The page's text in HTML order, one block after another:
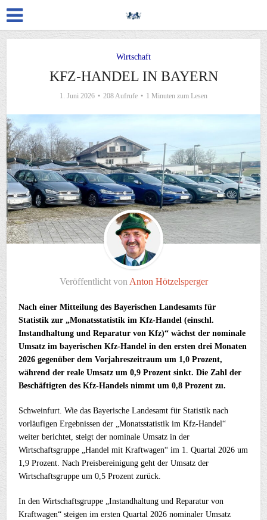
Wirtschaft
KFZ-HANDEL IN BAYERN
1. Juni 2026 208 Aufrufe 1 Minuten zum Lesen
Veröffentlicht von Anton Hötzelsperger
Nach einer Mitteilung des Bayerischen Landesamts für
Statistik zur „Monatsstatistik im Kfz-Handel (einschl.
Instandhaltung und Reparatur von Kfz)“ wächst der nominale
Umsatz im bayerischen Kfz-Handel in den ersten drei Monaten
2026 gegenüber dem Vorjahreszeitraum um 1,0 Prozent,
während der reale Umsatz um 0,9 Prozent sinkt. Die Zahl der
Beschäftigten des Kfz-Handels nimmt um 0,8 Prozent zu.
Schweinfurt. Wie das Bayerische Landesamt für Statistik nach
vorläufigen Ergebnissen der „Monatsstatistik im Kfz-Handel“
weiter berichtet, steigt der nominale Umsatz in der
Wirtschaftsgruppe „Handel mit Kraftwagen“ im 1. Quartal 2026 um
1,9 Prozent. Nach Preisbereinigung geht der Umsatz der
Wirtschaftsgruppe um 0,5 Prozent zurück.
In den Wirtschaftsgruppe „Instandhaltung und Reparatur von
Kraftwagen“ steigen im ersten Quartal 2026 nominaler Umsatz